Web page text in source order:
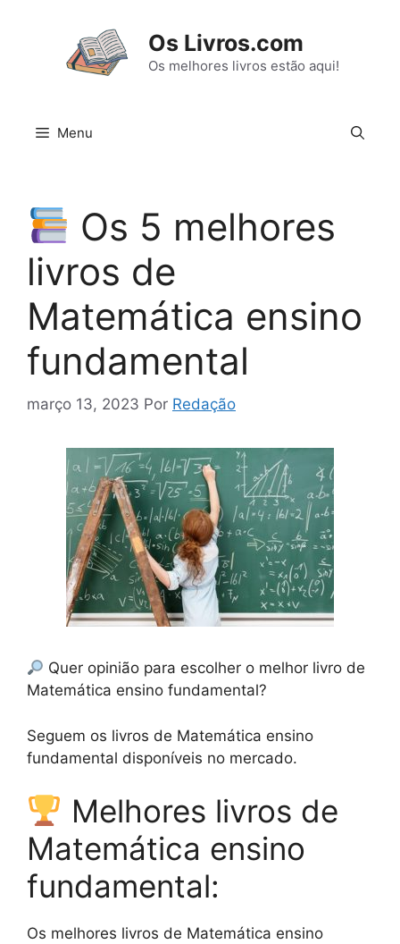
Os Livros.com
Os melhores livros estão aqui!
Menu
Os 5 melhores
livros de
Matemática ensino
fundamental
março 13, 2023 Por Redação
Quer opinião para escolher o melhor livro de
Matemática ensino fundamental?
Seguem os livros de Matemática ensino
fundamental disponíveis no mercado.
Melhores livros de
Matemática ensino
fundamental:
Os melhores livros de Matemática ensino